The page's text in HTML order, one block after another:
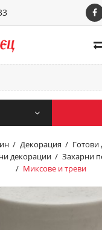
Декорация
Готови
декорации
Захарни
Миксове и треви